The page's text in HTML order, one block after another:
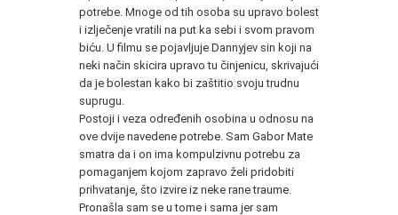
potrebe. Mnoge od tih osoba su upravo bolest
i izlječenje vratili na put ka sebi i svom pravom
biću. U filmu se pojavljuje Dannyjev sin koji na
neki način skicira upravo tu činjenicu, skrivajući
da je bolestan kako bi zaštitio svoju trudnu
suprugu.
Postoji i veza određenih osobina u odnosu na
ove dvije navedene potrebe. Sam Gabor Mate
smatra da i on ima kompulzivnu potrebu za
pomaganjem kojom zapravo želi pridobiti
prihvatanje, što izvire iz neke rane traume.
Pronašla sam se u tome i sama jer sam